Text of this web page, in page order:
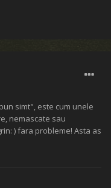
simt", este cum unele
nemascate sau
) fara probleme! Asta as